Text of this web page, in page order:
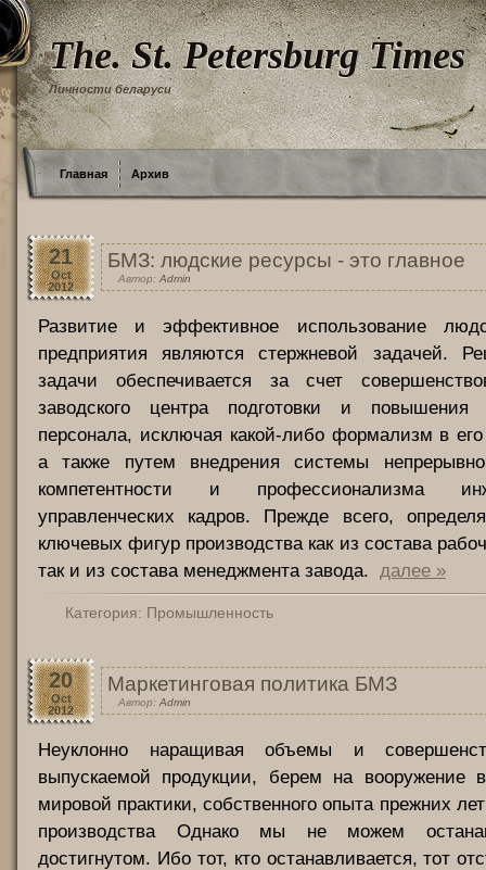
The. St. Petersburg Times
Личности беларуси
Главная Архив
21
Oct
2012
БМЗ: людские ресурсы - это главное
Автор: Admin
Развитие и эффективное использование
предприятия являются стержневой задачей.
задачи обеспечивается за счет
заводского центра подготовки и повышения
персонала, исключая какой-либо формализм в его
а также путем внедрения системы
компетентности и профессионализма
управленческих кадров. Прежде всего,
ключевых фигур производства как из состава
так и из состава менеджмента завода. далее »
Категория: Промышленность
20
Oct
2012
Маркетинговая политика БМЗ
Автор: Admin
Неуклонно наращивая объемы и
выпускаемой продукции, берем на вооружение
мировой практики, собственного опыта прежних
производства Однако мы не можем
достигнутом. Ибо тот, кто останавливается, тот